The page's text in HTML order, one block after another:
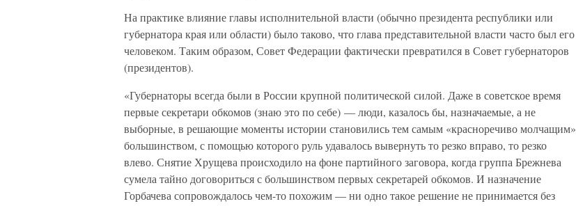
На практике влияние главы исполнительной власти (обычно президента республики или
губернатора края или области) было таково, что глава представительной власти часто был его
человеком. Таким образом, Совет Федерации фактически превратился в Совет губернаторов
(президентов).
«Губернаторы всегда были в России крупной политической силой. Даже в советское время
первые секретари обкомов (знаю это по себе) — люди, казалось бы, назначаемые, а не
выборные, в решающие моменты истории становились тем самым «красноречиво молчащим»
большинством, с помощью которого руль удавалось вывернуть то резко вправо, то резко
влево. Снятие Хрущева происходило на фоне партийного заговора, когда группа Брежнева
сумела тайно договориться с большинством первых секретарей обкомов. И назначение
Горбачева сопровождалось чем-то похожим — ни одно такое решение не принимается без